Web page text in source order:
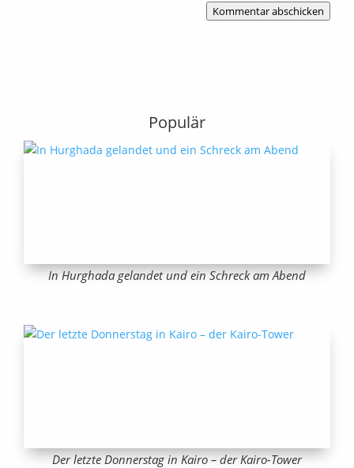
Kommentar abschicken
Populär
In Hurghada gelandet und ein Schreck am Abend
Der letzte Donnerstag in Kairo – der Kairo-Tower